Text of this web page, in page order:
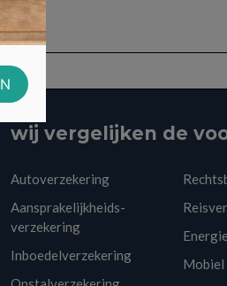
wij vergelijken de
Autoverzekering
Aansprakelijkheids-
verzekering
Inboedelverzekering
Energie
Mobiel